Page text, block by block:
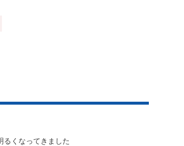
るくなってきました